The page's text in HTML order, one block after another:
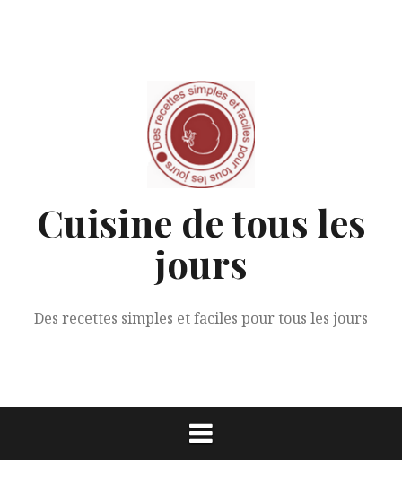
Cuisine de tous les
jours
Des recettes simples et faciles pour tous les jours